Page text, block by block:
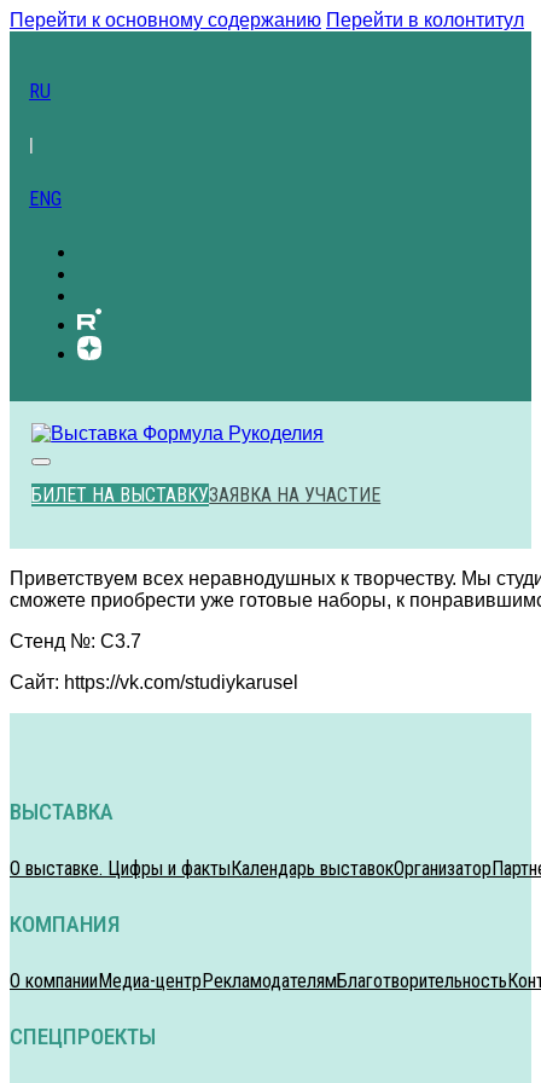
Перейти к основному содержанию Перейти в колонтитул
RU
ENG
БИЛЕТ НА ВЫСТАВКУЗАЯВКА НА УЧАСТИЕ
Приветствуем всех неравнодушных к творчеству. Мы
сможете приобрести уже готовые наборы, к
Стенд №: C3.7
Сайт: https://vk.com/studiykarusel
ВЫСТАВКА
О выставке. Цифры и фактыКалендарь выставокОрганизатор
КОМПАНИЯ
О компанииМедиа-центрРекламодателямБлаготворительность
СПЕЦПРОЕКТЫ